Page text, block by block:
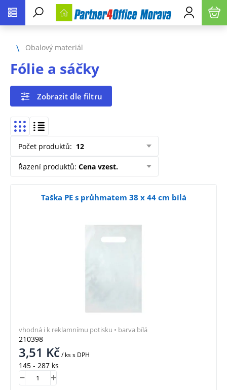
Obalový materiál
Fólie a sáčky
Zobrazit dle filtru
Počet produktů: 12
Řazení produktů: Cena vzest.
Taška PE s průhmatem 38 x 44 cm bílá
210398
3,51 Kč/ kss DPH
145 - 287 ks
vhodná i k reklamnímu potisku • barva bílá